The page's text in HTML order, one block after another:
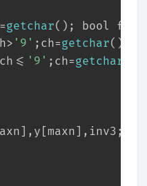
getchar(); bool f=
'9' ;ch=getchar())
'9' ;ch=getchar